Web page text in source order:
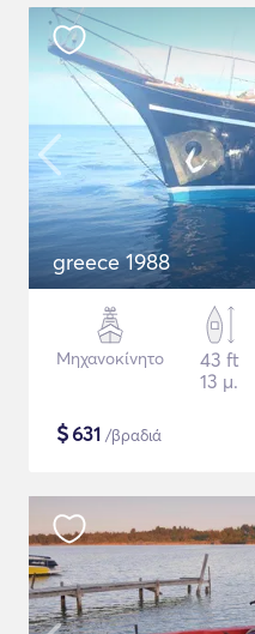
greece 1988
Μηχανοκίνητο
43 ft
13 μ.
$631 /βραδιά